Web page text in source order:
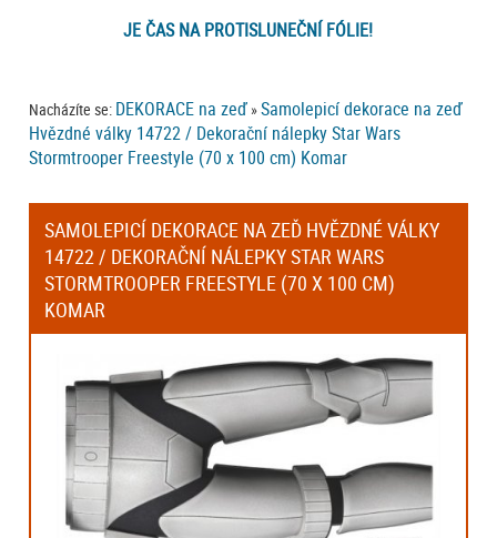
JE ČAS NA PROTISLUNEČNÍ FÓLIE!
Nacházíte se: DEKORACE na zeď »Samolepicí dekorace na zeď
Hvězdné války 14722 / Dekorační nálepky Star Wars
Stormtrooper Freestyle (70 x 100 cm) Komar
SAMOLEPICÍ DEKORACE NA ZEĎ HVĚZDNÉ VÁLKY
14722 / DEKORAČNÍ NÁLEPKY STAR WARS
STORMTROOPER FREESTYLE (70 X 100 CM)
KOMAR